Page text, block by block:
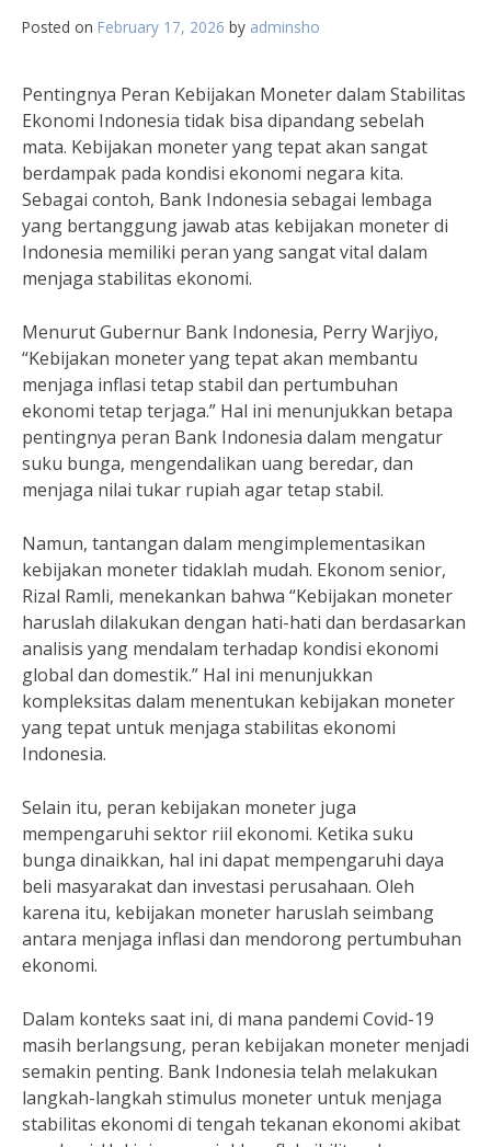
Posted on February 17, 2026 by adminsho
Pentingnya Peran Kebijakan Moneter dalam Stabilitas
Ekonomi Indonesia tidak bisa dipandang sebelah
mata. Kebijakan moneter yang tepat akan sangat
berdampak pada kondisi ekonomi negara kita.
Sebagai contoh, Bank Indonesia sebagai lembaga
yang bertanggung jawab atas kebijakan moneter di
Indonesia memiliki peran yang sangat vital dalam
menjaga stabilitas ekonomi.
Menurut Gubernur Bank Indonesia, Perry Warjiyo,
“Kebijakan moneter yang tepat akan membantu
menjaga inflasi tetap stabil dan pertumbuhan
ekonomi tetap terjaga.” Hal ini menunjukkan betapa
pentingnya peran Bank Indonesia dalam mengatur
suku bunga, mengendalikan uang beredar, dan
menjaga nilai tukar rupiah agar tetap stabil.
Namun, tantangan dalam mengimplementasikan
kebijakan moneter tidaklah mudah. Ekonom senior,
Rizal Ramli, menekankan bahwa “Kebijakan moneter
haruslah dilakukan dengan hati-hati dan berdasarkan
analisis yang mendalam terhadap kondisi ekonomi
global dan domestik.” Hal ini menunjukkan
kompleksitas dalam menentukan kebijakan moneter
yang tepat untuk menjaga stabilitas ekonomi
Indonesia.
Selain itu, peran kebijakan moneter juga
mempengaruhi sektor riil ekonomi. Ketika suku
bunga dinaikkan, hal ini dapat mempengaruhi daya
beli masyarakat dan investasi perusahaan. Oleh
karena itu, kebijakan moneter haruslah seimbang
antara menjaga inflasi dan mendorong pertumbuhan
ekonomi.
Dalam konteks saat ini, di mana pandemi Covid-19
masih berlangsung, peran kebijakan moneter menjadi
semakin penting. Bank Indonesia telah melakukan
langkah-langkah stimulus moneter untuk menjaga
stabilitas ekonomi di tengah tekanan ekonomi akibat